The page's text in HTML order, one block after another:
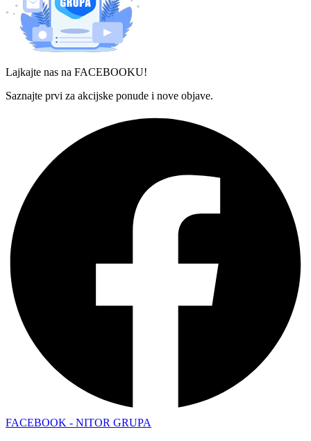
Lajkajte nas na FACEBOOKU!
Saznajte prvi za akcijske ponude i nove objave.
FACEBOOK - NITOR GRUPA